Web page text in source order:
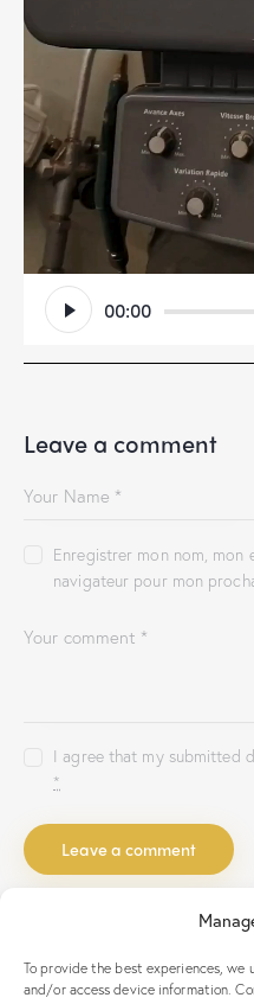
To provide the best experiences, we
and/or access device information.
00:00
Leave a comment
Enregistrer mon nom, mon
navigateur pour mon
I agree that my submitted
*
You May Also Like
UNCATEGORIZED